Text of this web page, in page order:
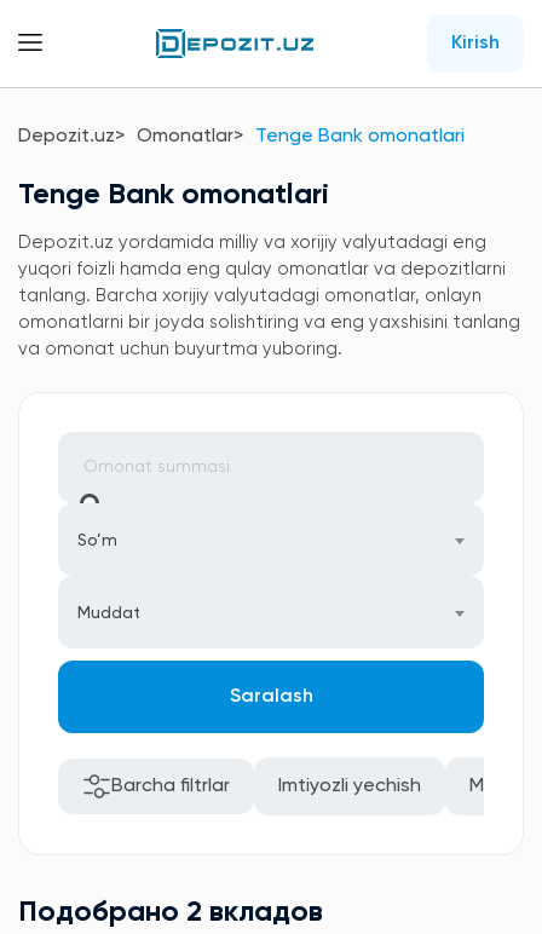
Kirish
Depozit.uz Omonatlar Tenge Bank omonatlari
Tenge Bank omonatlari
Depozit.uz yordamida milliy va xorijiy valyutadagi eng
yuqori foizli hamda eng qulay omonatlar va depozitlarni
tanlang. Barcha xorijiy valyutadagi omonatlar, onlayn
omonatlarni bir joyda solishtiring va eng yaxshisini tanlang
va omonat uchun buyurtma yuboring.
So’m
Muddat
Saralash
Barcha filtrlar Imtiyozli yechish
Подобрано 2 вкладов